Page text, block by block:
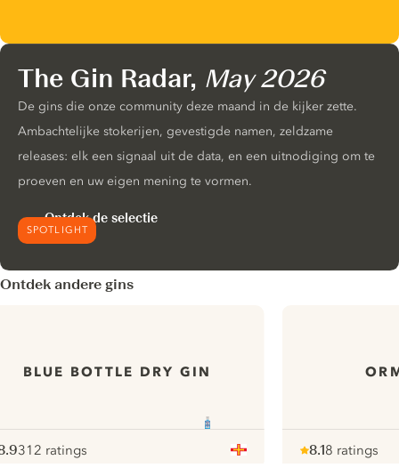
SPOTLIGHT
The Gin Radar, May 2026
De gins die onze community deze maand in de kijker zette.
Ambachtelijke stokerijen, gevestigde namen, zeldzame
releases: elk een signaal uit de data, en een uitnodiging om te
proeven en uw eigen mening te vormen.
Ontdek de selectie
Ontdek andere gins
BLUE BOTTLE DRY GIN
312 ratings
8.18 ratings